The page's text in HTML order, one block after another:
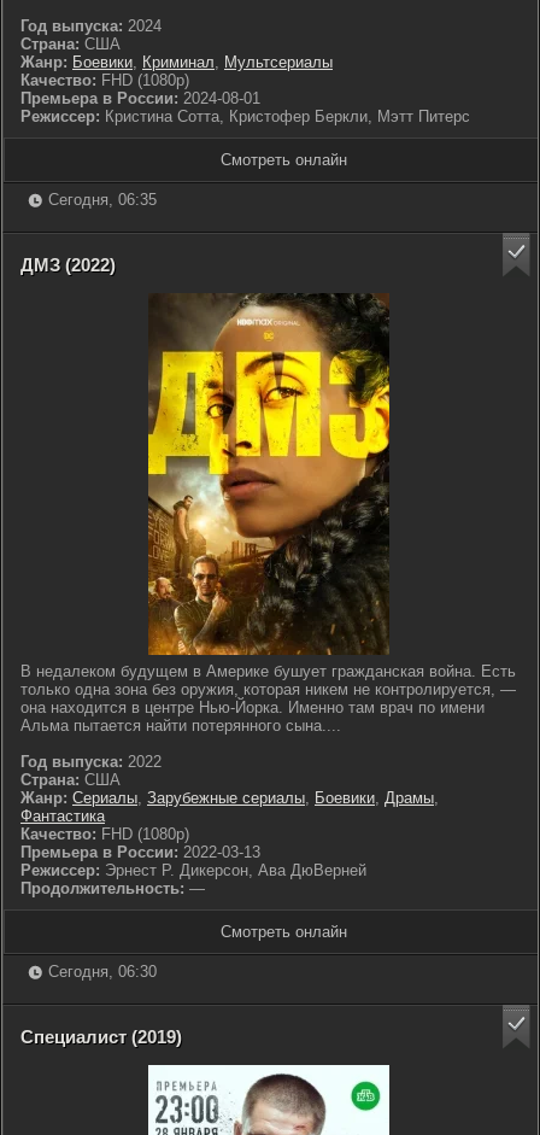
Год выпуска: 2024
Страна: США
Жанр: Боевики, Криминал, Мультсериалы
Качество: FHD (1080p)
Премьера в России: 2024-08-01
Режиссер: Кристина Сотта, Кристофер Беркли, Мэтт Питерс
Смотреть онлайн
Сегодня, 06:35
ДМЗ (2022)
В недалеком будущем в Америке бушует гражданская война. Есть
только одна зона без оружия, которая никем не контролируется, —
она находится в центре Нью-Йорка. Именно там врач по имени
Альма пытается найти потерянного сына....
Год выпуска: 2022
Страна: США
Жанр: Сериалы, Зарубежные сериалы, Боевики, Драмы,
Фантастика
Качество: FHD (1080p)
Премьера в России: 2022-03-13
Режиссер: Эрнест Р. Дикерсон, Ава ДюВерней
Продолжительность: —
Смотреть онлайн
Сегодня, 06:30
Специалист (2019)